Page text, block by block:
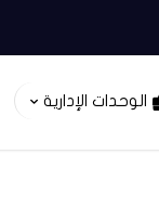
الوحدات الإدارية